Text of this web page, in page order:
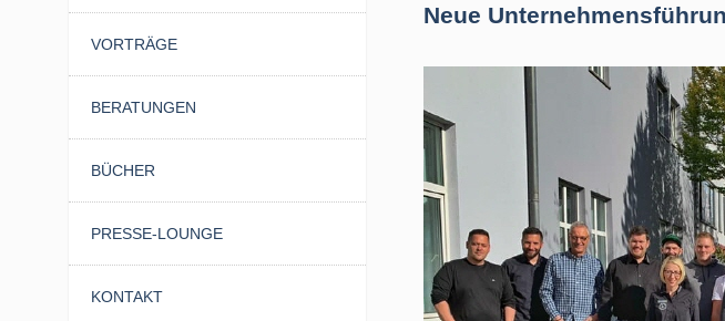
VORTRÄGE
BERATUNGEN
BÜCHER
PRESSE-LOUNGE
KONTAKT
Neue